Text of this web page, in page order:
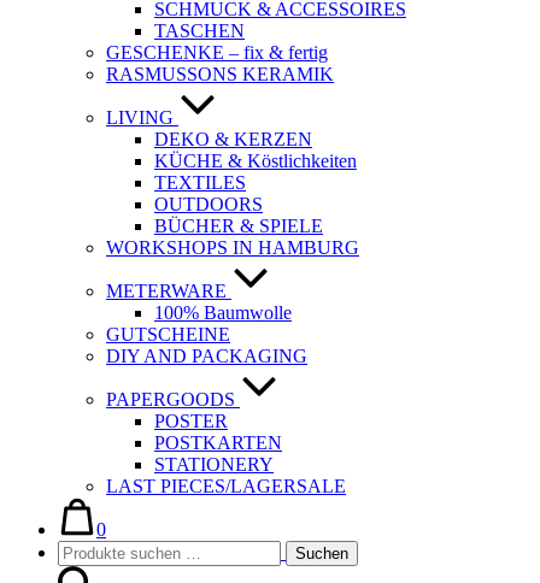
SCHMUCK & ACCESSOIRES
TASCHEN
GESCHENKE – fix & fertig
RASMUSSONS KERAMIK
LIVING
DEKO & KERZEN
KÜCHE & Köstlichkeiten
TEXTILES
OUTDOORS
BÜCHER & SPIELE
WORKSHOPS IN HAMBURG
METERWARE
100% Baumwolle
GUTSCHEINE
DIY AND PACKAGING
PAPERGOODS
POSTER
POSTKARTEN
STATIONERY
LAST PIECES/LAGERSALE
Warenkorb
0im
Warenkorb
Suche-
Schalter
Suchen
nach:
Suchen